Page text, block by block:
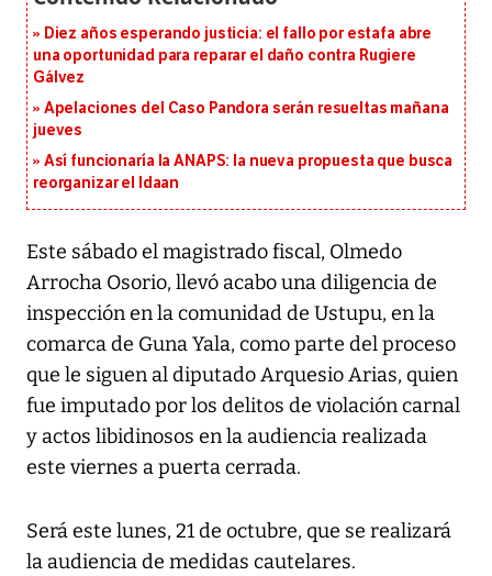
Diez años esperando justicia: el fallo por estafa abre
una oportunidad para reparar el daño contra Rugiere
Gálvez
Apelaciones del Caso Pandora serán resueltas mañana
jueves
Así funcionaría la ANAPS: la nueva propuesta que busca
reorganizar el Idaan
Este sábado el magistrado fiscal, Olmedo
Arrocha Osorio, llevó acabo una diligencia de
inspección en la comunidad de Ustupu, en la
comarca de Guna Yala, como parte del proceso
que le siguen al diputado Arquesio Arias, quien
fue imputado por los delitos de violación carnal
y actos libidinosos en la audiencia realizada
este viernes a puerta cerrada.
Será este lunes, 21 de octubre, que se realizará
la audiencia de medidas cautelares.